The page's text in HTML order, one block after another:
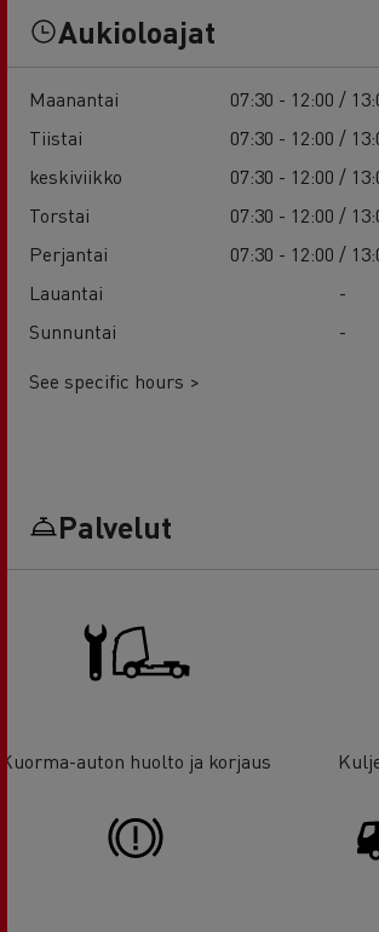
Aukioloajat
Maanantai
07:30 - 12:00 /
Tiistai
07:30 - 12:00 /
keskiviikko
07:30 - 12:00 /
Torstai
07:30 - 12:00 /
Perjantai
07:30 - 12:00 /
Lauantai
-
Sunnuntai
-
See specific hours >
Palvelut
Kuorma-auton huolto ja korjaus